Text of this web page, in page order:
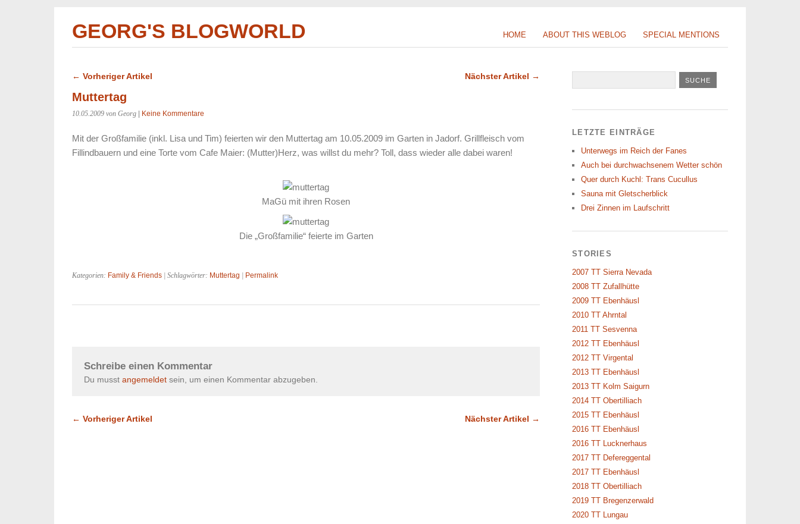
HOME ABOUT THIS WEBLOG SPECIAL MENTIONS
GEORG'S BLOGWORLD
← Vorheriger Artikel Nächster Artikel →
Muttertag
10.05.2009 von Georg Keine Kommentare
Mit der Großfamilie (inkl. Lisa und Tim) feierten wir den Muttertag am 10.05.2009 im Garten in Jadorf. Grillfleisch vom
Fillindbauern und eine Torte vom Cafe Maier: (Mutter)Herz, was willst du mehr? Toll, dass wieder alle dabei waren!
MaGü mit ihren Rosen
Die „Großfamilie“ feierte im Garten
Kategorien: Family & Friends | Schlagwörter: Muttertag Permalink
Schreibe einen Kommentar
Du musst angemeldet sein, um einen Kommentar abzugeben.
← Vorheriger Artikel Nächster Artikel →
LETZTE EINTRÄGE
Unterwegs im Reich der Fanes
Auch bei durchwachsenem Wetter schön
Quer durch Kuchl: Trans Cucullus
Sauna mit Gletscherblick
Drei Zinnen im Laufschritt
STORIES
2007 TT Sierra Nevada
2008 TT Zufallhütte
2009 TT Ebenhäusl
2010 TT Ahrntal
2011 TT Sesvenna
2012 TT Ebenhäusl
2012 TT Virgental
2013 TT Ebenhäusl
2013 TT Kolm Saigurn
2014 TT Obertilliach
2015 TT Ebenhäusl
2016 TT Ebenhäusl
2016 TT Lucknerhaus
2017 TT Defereggental
2017 TT Ebenhäusl
2018 TT Obertilliach
2019 TT Bregenzerwald
2020 TT Lungau